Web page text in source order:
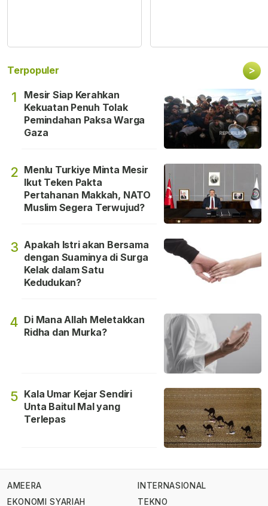
Terpopuler >
1
Mesir Siap Kerahkan
Kekuatan Penuh Tolak
Pemindahan Paksa Warga
Gaza
2 Menlu Turkiye Minta Mesir
Ikut Teken Pakta
Pertahanan Makkah, NATO
Muslim Segera Terwujud?
3 Apakah Istri akan Bersama
dengan Suaminya di Surga
Kelak dalam Satu
Kedudukan?
4 Di Mana Allah Meletakkan
Ridha dan Murka?
5 Kala Umar Kejar Sendiri
Unta Baitul Mal yang
Terlepas
AMEERA
EKONOMI SYARIAH
INTERNASIONAL
TEKNO